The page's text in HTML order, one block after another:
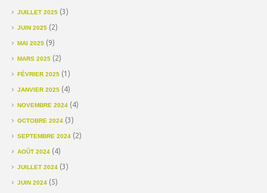
JUILLET 2025 (3)
JUIN 2025 (2)
MAI 2025 (9)
MARS 2025 (2)
FÉVRIER 2025 (1)
JANVIER 2025 (4)
NOVEMBRE 2024 (4)
OCTOBRE 2024 (3)
SEPTEMBRE 2024 (2)
AOÛT 2024 (4)
JUILLET 2024 (3)
JUIN 2024 (5)